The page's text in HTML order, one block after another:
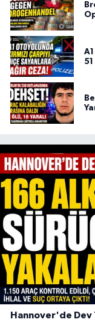
Hannover'de Dev